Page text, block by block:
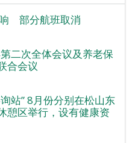
响 部分航班取消
二次全体会议及养老保
合会议
站” 8月份分别在松山东
憩区举行，设有健康资